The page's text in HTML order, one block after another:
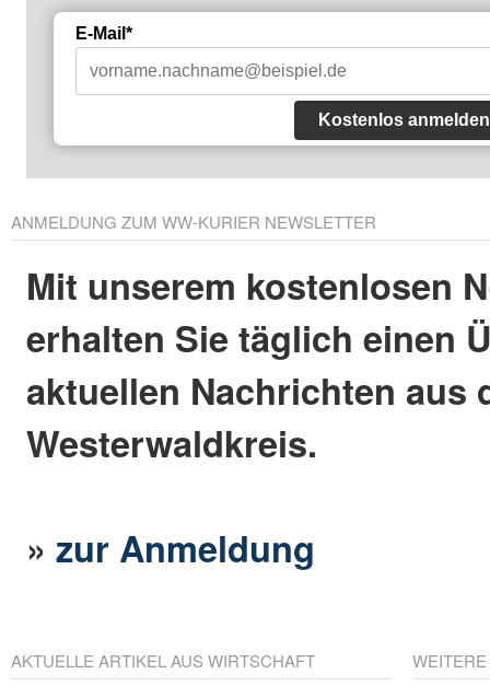
E-Mail*
Kostenlos anmelden
ANMELDUNG ZUM WW-KURIER NEWSLETTER
Mit unserem kostenlosen
erhalten Sie täglich einen
aktuellen Nachrichten aus
Westerwaldkreis.
»zur Anmeldung
AKTUELLE ARTIKEL AUS WIRTSCHAFT